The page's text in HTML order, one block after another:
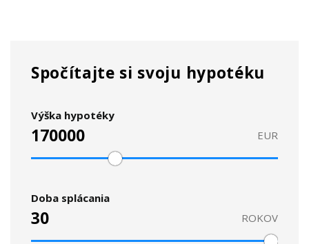
Spočítajte si svoju hypotéku
Výška hypotéky
EUR
Doba splácania
ROKOV